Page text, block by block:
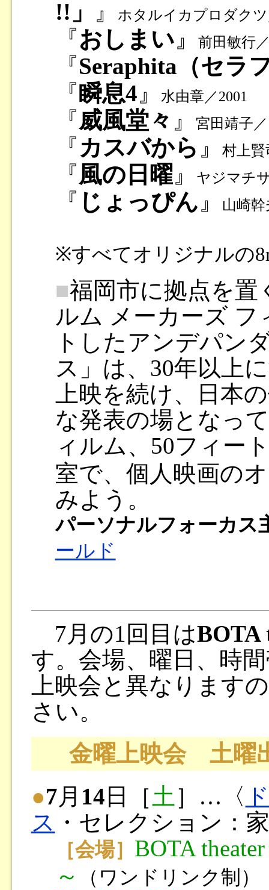
!!」 』 ホタルイカプロダクツ
『おしまい 』 前田敏行
『Seraphita（セラ
『瞬息4 』 水由章／2001
『威風堂々 』 宮田靖子／
『 カスバから 』 村上賢
『風の日曜』 ヤジマチ
『 じょっぴん 』 山崎幹
※すべてオリジナルの
■福岡市に拠点を置
ルム メーカーズ フ
トしたアンデパン
ス」は、30年以上
上映を続け、日本
な発表の場となっ
ィルム、50フィー
室で、個人映画の
みよう。
パーソナルフォーカス
ールド
7月の1回目はBOTA
す。会場、曜日、時
上映会と異なります
さい。
金曜上映会 土曜
●7月 14 日［ 土 ］…〈
ス ・セレクション：
［会場］ BOTA theater
～
（ワンドリンク制）